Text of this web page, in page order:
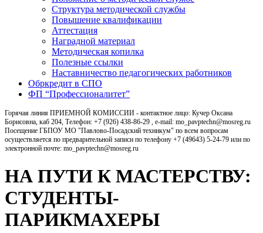
Структура методической службы
Повышение квалификации
Аттестация
Наградной материал
Методическая копилка
Полезные ссылки
Наставничество педагогических работников
Обркредит в СПО
ФП “Профессионалитет”
Горячая линия ПРИЕМНОЙ КОМИССИИ - контактное лицо: Кучер Оксана
Борисовна, каб 204, Телефон: +7 (926) 438-86-29 , e-mail: mo_pavptechn@mosreg.ru
Посещение ГБПОУ МО "Павлово-Посадский техникум" по всем вопросам
осуществляется по предварительной записи по телефону +7 (49643) 5-24-79 или по
электронной почте: mo_pavptechn@mosreg.ru
НА ПУТИ К МАСТЕРСТВУ:
СТУДЕНТЫ-
ПАРИКМАХЕРЫ